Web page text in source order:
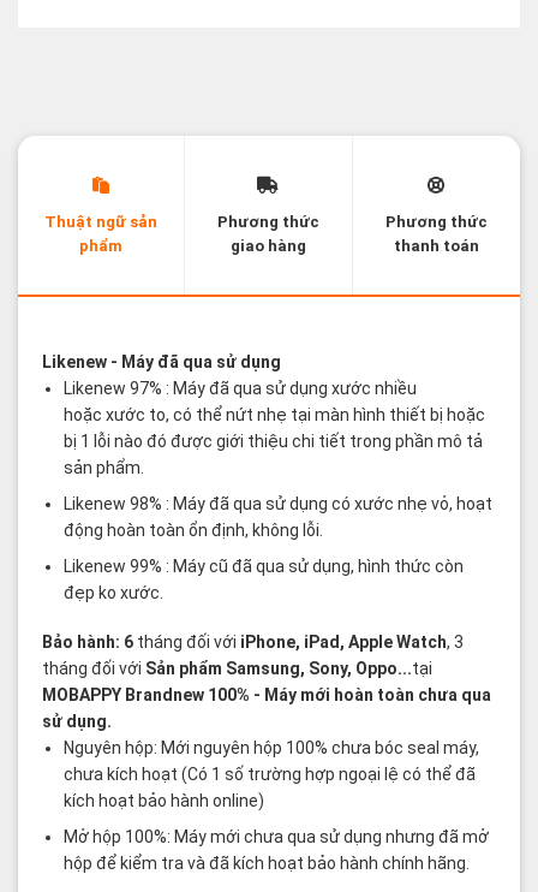
Thuật ngữ sản
phẩm
Phương thức
giao hàng
Phương thức
thanh toán
Likenew- Máy đã qua sử dụng
Likenew 97% : Máy đã qua sử dụng xước nhiều
hoặc xước to, có thể nứt nhẹ tại màn hình thiết bị hoặc
bị 1 lỗi nào đó được giới thiệu chi tiết trong phần mô tả
sản phẩm.
Likenew 98% : Máy đã qua sử dụng có xước nhẹ vỏ, hoạt
động hoàn toàn ổn định, không lỗi.
Likenew 99% : Máy cũ đã qua sử dụng, hình thức còn
đẹp ko xước.
Bảo hành: 6 tháng đối với iPhone, iPad, Apple Watch, 3
tháng đối với Sản phẩm Samsung, Sony, Oppo...tại
MOBAPPY Brandnew 100% - Máy mới hoàn toàn chưa qua
sử dụng.
Nguyên hộp: Mới nguyên hộp 100% chưa bóc seal máy,
chưa kích hoạt (Có 1 số trường hợp ngoại lệ có thể đã
kích hoạt bảo hành online)
Mở hộp 100%: Máy mới chưa qua sử dụng nhưng đã mở
hộp để kiểm tra và đã kích hoạt bảo hành chính hãng.